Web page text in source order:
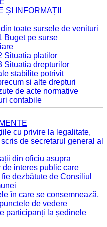
ȘI INFORMAȚII
toate sursele de venituri
Buget pe surse
Situatia platilor
Situatia drepturilor
stabilite potrivit
si alte drepturi
de acte normative
contabile
cu privire la legalitate,
de secretarul general al
din oficiu asupra
de interes public care
dezbătute de Consiliul
în care se consemnează,
de vedere
participanți la ședinele